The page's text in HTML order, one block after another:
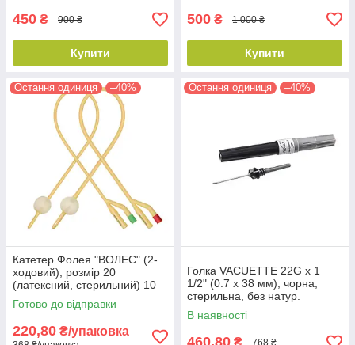
450 ₴ 900 ₴
Купити
500 ₴ 1 000 ₴
Купити
Остання одиниця –40%
Катетер Фолея "ВОЛЕС" (2-
ходовий), розмір 20
(латексний, стерильний) 10
шт./уп.
Готово до відправки
220,80 ₴/упаковка
Остання одиниця –40%
Голка VACUETTE 22G х 1
1/2" (0.7 х 38 мм), чорна,
стерильна, без натур.
каучукового латексу (100 шт./
уп.)
В наявності
768 ₴